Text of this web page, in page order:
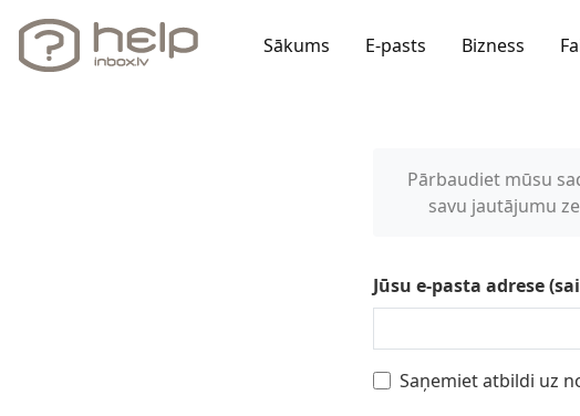
Sākums E-pasts Bizness
Pārbaudiet mūsu
savu jautājumu
Jūsu e-pasta adrese
Saņemiet atbildi uz